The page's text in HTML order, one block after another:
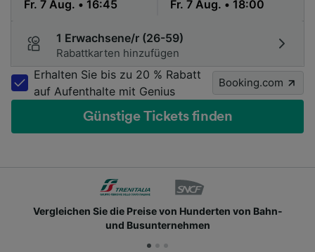
1 Erwachsene/r (26-59)
Rabattkarten hinzufügen
Erhalten Sie bis zu 20 % Rabatt
auf Aufenthalte mit Genius
Booking.com
Günstige Tickets finden
Sie die Preise von Hunderten von Bahn-
und Busunternehmen